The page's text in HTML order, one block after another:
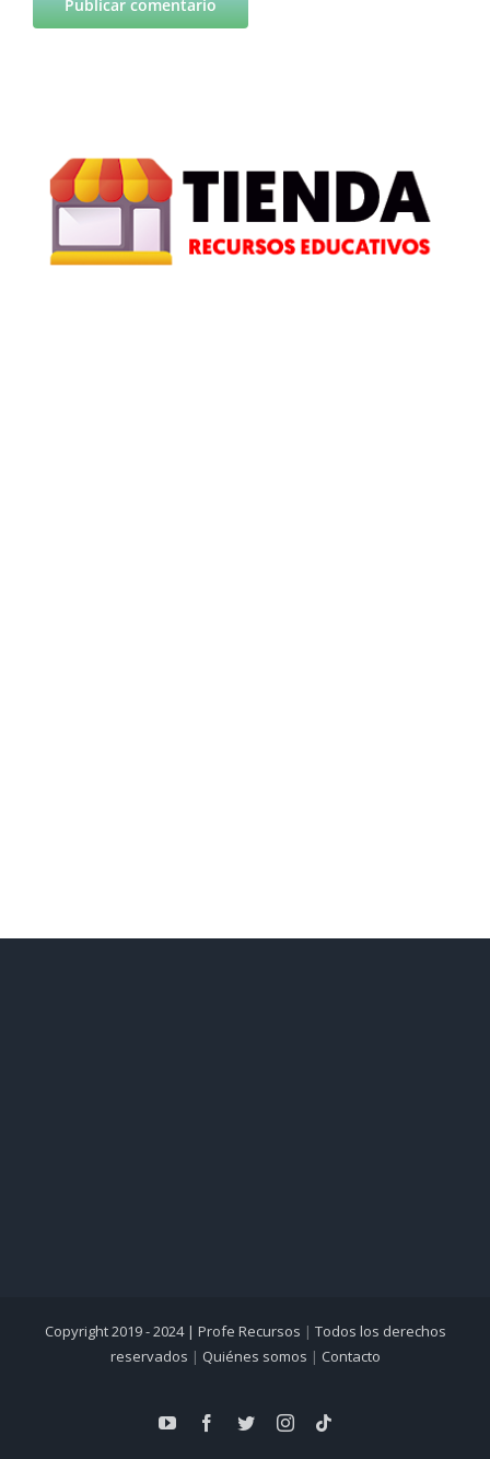
Copyright 2019 - 2024 | Profe Recursos | Todos los derechos
reservados | Quiénes somos | Contacto
YouTubeFacebook
TwitterInstagram
Tiktok